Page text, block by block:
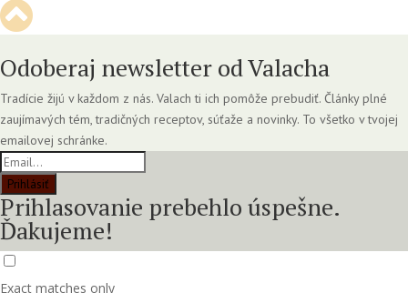
Odoberaj newsletter od Valacha
Tradície žijú v každom z nás. Valach ti ich pomôže prebudiť. Články plné
zaujímavých tém, tradičných receptov, súťaže a novinky. To všetko v tvojej
emailovej schránke.
Prihlásiť
Prihlasovanie prebehlo úspešne.
Ďakujeme!
Exact matches only